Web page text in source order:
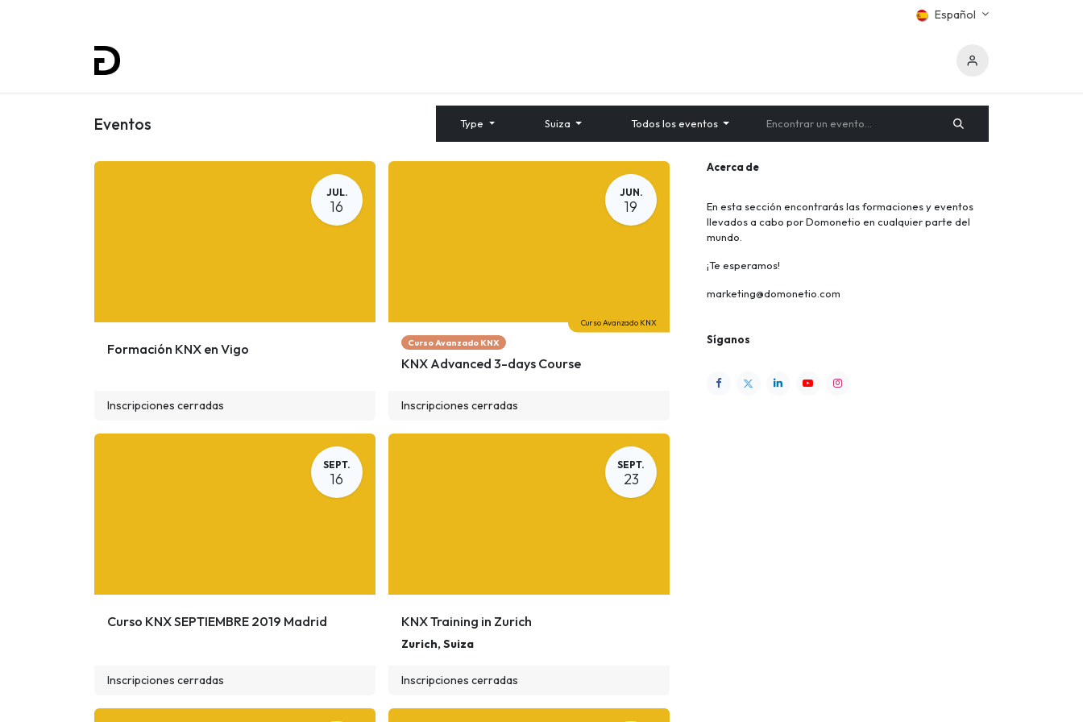
Español
Eventos Type Suiza Todos los eventos
JUL.
16
Formación KNX en Vigo
Inscripciones cerradas
JUN.
19
Curso Avanzado KNX
Curso Avanzado KNX
KNX Advanced 3-days Course
Inscripciones cerradas
SEPT.
16
Curso KNX SEPTIEMBRE 2019 Madrid
Inscripciones cerradas
SEPT.
23
KNX Training in Zurich
Zurich,Suiza
Inscripciones cerradas
Acerca de
En esta sección encontrarás las formaciones y eventos
llevados a cabo por Domonetio en cualquier parte del
mundo.
¡Te esperamos!
marketing@domonetio.com
Síganos